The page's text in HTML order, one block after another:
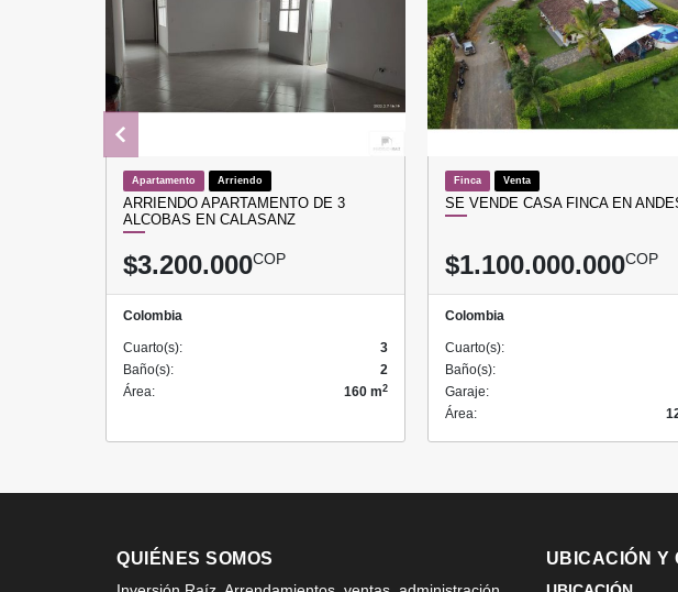
Apartamento Arriendo
ARRIENDO APARTAMENTO DE 3
ALCOBAS EN CALASANZ
$3.200.000COP
Colombia
Cuarto(s):
3
Baño(s):
2
Área:
160 m2
Finca Venta
SE VENDE CASA FINCA EN
$1.100.000.000COP
Colombia
Cuarto(s):
Baño(s):
Garaje:
Área:
QUIÉNES SOMOS UBICACIÓN Y